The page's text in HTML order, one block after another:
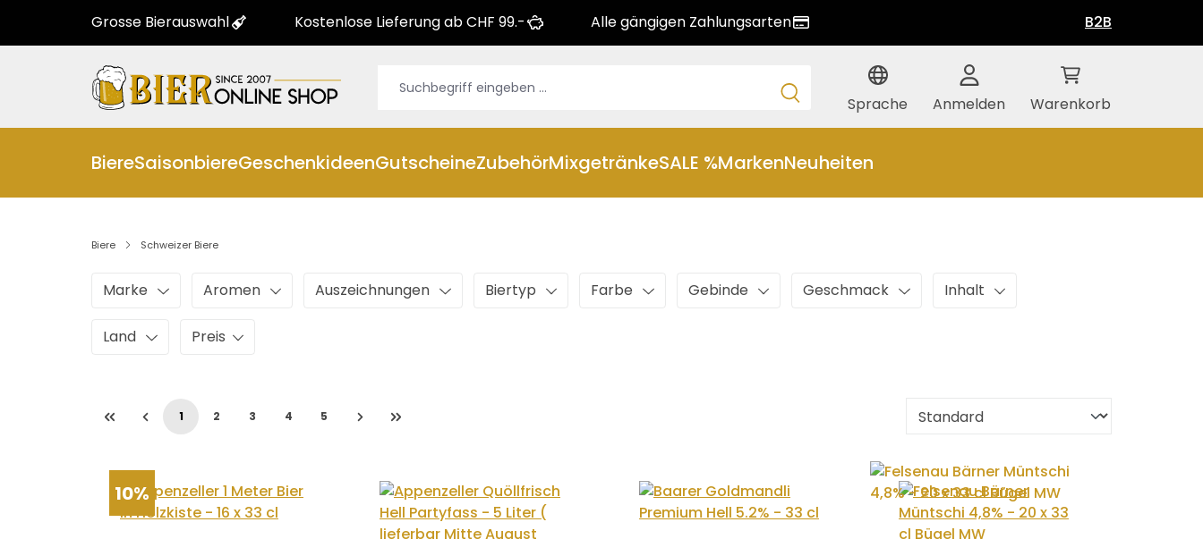
Grosse Bierauswahl Kostenlose Lieferung ab CHF 99.- Alle gängigen Zahlungsarten B2B
Sprache Anmelden Warenkorb
BiereSaisonbiereGeschenkideenGutscheineZubehörMixgetränkeSALE %MarkenNeuheiten
Biere Schweizer Biere
Marke Aromen Auszeichnungen Biertyp Farbe Gebinde Geschmack Inhalt
Land Preis
Seite
1 Seite
2 Seite
3 Seite
4 Seite
5
10%